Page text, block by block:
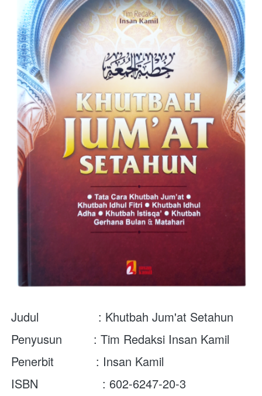
Judul                 : Khutbah Jum'at Setahun
Penyusun         : Tim Redaksi Insan Kamil
Penerbit            : Insan Kamil
ISBN	          : 602-6247-20-3